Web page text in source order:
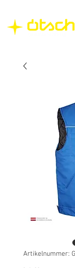
Artikelnummer: